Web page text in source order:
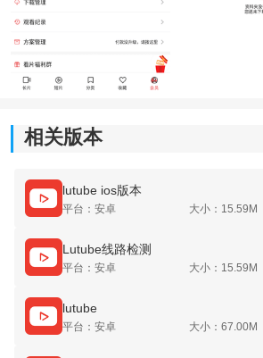
历史和兴趣推送影片，让你快速找到
相关版本
lutube ios版本
平台：安卓 大小：15.59M
Lutube线路检测
平台：安卓 大小：15.59M
lutube
平台：安卓 大小：67.00M